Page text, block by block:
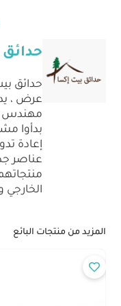
حدائق
عرض ،
مهندس
إعادة
عناصر
المزيد من منتجات البائع